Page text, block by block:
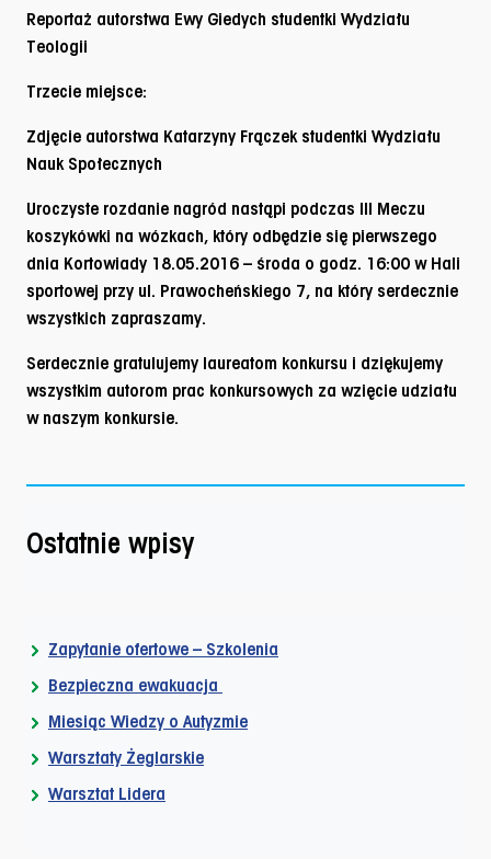
Reportaż autorstwa Ewy Giedych studentki Wydziału
Teologii
Trzecie miejsce:
Zdjęcie autorstwa Katarzyny Frączek studentki Wydziału
Nauk Społecznych
Uroczyste rozdanie nagród nastąpi podczas III Meczu
koszykówki na wózkach, który odbędzie się pierwszego
dnia Kortowiady 18.05.2016 – środa o godz. 16:00 w Hali
sportowej przy ul. Prawocheńskiego 7, na który serdecznie
wszystkich zapraszamy.
Serdecznie gratulujemy laureatom konkursu i dziękujemy
wszystkim autorom prac konkursowych za wzięcie udziału
w naszym konkursie.
Ostatnie wpisy
Zapytanie ofertowe – Szkolenia
Bezpieczna ewakuacja
Miesiąc Wiedzy o Autyzmie
Warsztaty Żeglarskie
Warsztat Lidera